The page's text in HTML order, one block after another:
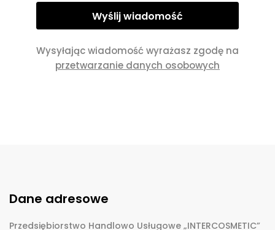
Wysyłając wiadomość wyrażasz zgodę na
przetwarzanie danych osobowych
Dane adresowe
Przedsiębiorstwo Handlowo Usługowe „INTERCOSMETIC”